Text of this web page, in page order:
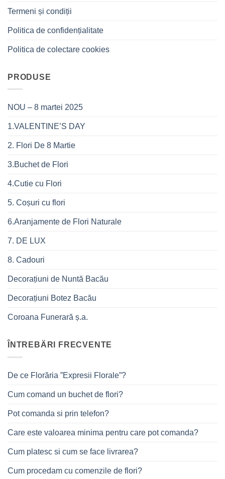
Termeni și condiții
Politica de confidențialitate
Politica de colectare cookies
PRODUSE
NOU – 8 martei 2025
1.VALENTINE’S DAY
2. Flori De 8 Martie
3.Buchet de Flori
4.Cutie cu Flori
5. Coșuri cu flori
6.Aranjamente de Flori Naturale
7. DE LUX
8. Cadouri
Decorațiuni de Nuntă Bacău
Decorațiuni Botez Bacău
Coroana Funerară ș.a.
ÎNTREBÄRI FRECVENTE
De ce Florăria ”Expresii Florale”?
Cum comand un buchet de flori?
Pot comanda si prin telefon?
Care este valoarea minima pentru care pot comanda?
Cum platesc si cum se face livrarea?
Cum procedam cu comenzile de flori?